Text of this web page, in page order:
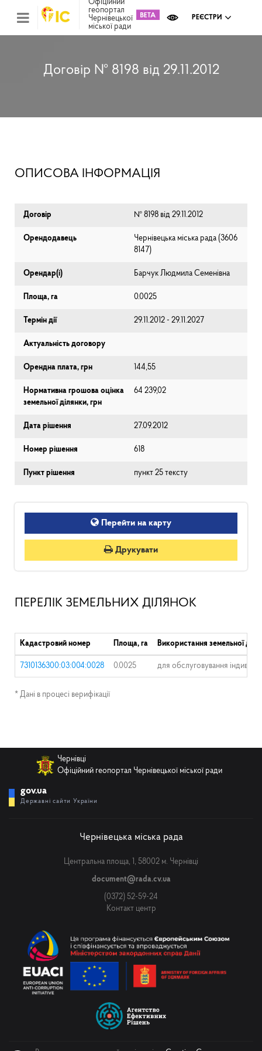
Офіційний
геопортал
Чернівецької
міської ради
РЕЄСТРИ
Договір № 8198 від 29.11.2012
ОПИСОВА ІНФОРМАЦІЯ
Договір № 8198 від 29.11.2012
Орендодавець
Чернівецька міська рада (⁨3606
8147⁩)
Орендар(і) Барчук Людмила Семенівна
Площа, га 0.0025
Термін дії 29.11.2012 - 29.11.2027
Актуальність договору
Орендна плата, грн 144,55
Нормативна грошова оцінка
земельної ділянки, грн
64 239,02
Дата рішення 27.09.2012
Номер рішення 618
Пункт рішення пункт 25 тексту
Перейти на карту
Друкувати
ПЕРЕЛІК ЗЕМЕЛЬНИХ ДІЛЯНОК
Кадастровий номер Площа, га Використання земельної
7310136300:03:004:0028 0.0025 для обслуговування
* Дані в процесі верифікації
Чернівці
Офіційний геопортал Чернівецької міської ради
gov.ua
Державні сайти України
Чернівецька міська рада
Центральна площа, 1, 58002 м. Чернівці
document@rada.cv.ua
(0372) 52-59-24
Контакт центр